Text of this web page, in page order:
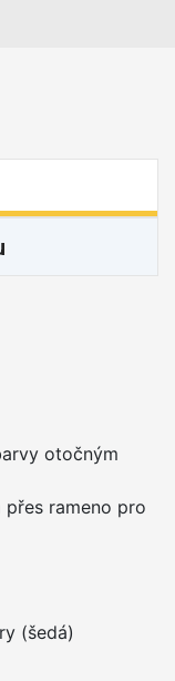
otočným
rameno pro
(šedá)